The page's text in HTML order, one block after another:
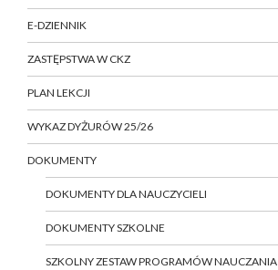
E-DZIENNIK
ZASTĘPSTWA W CKZ
PLAN LEKCJI
WYKAZ DYŻURÓW 25/26
DOKUMENTY
DOKUMENTY DLA NAUCZYCIELI
DOKUMENTY SZKOLNE
SZKOLNY ZESTAW PROGRAMÓW NAUCZANIA